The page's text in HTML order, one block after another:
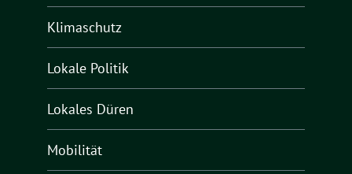
Klimaschutz
Lokale Politik
Lokales Düren
Mobilität